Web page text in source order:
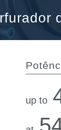
para
up to